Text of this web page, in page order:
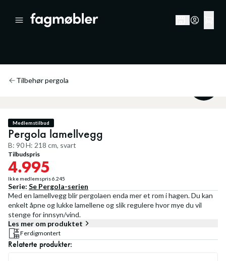
Tilbehør pergola
Medlemstilbud
Pergola lamellvegg
B: 90 H: 218 cm, svart
Tilbudspris
4.995
Ikke medlemspris6.245
Serie: Se Pergola-serien
Med en lamellvegg blir pergolaen enda mer et rom i hagen. Du kan
enkelt åpne og lukke lamellene og slik regulere hvor mye du vil
stenge for innsyn/vind.
Les mer om produktet
Ferdigmontert
Relaterte produkter: